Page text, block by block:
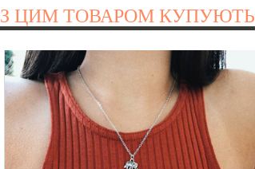
З ЦИМ ТОВАРОМ КУПУЮТЬ